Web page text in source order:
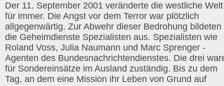
Der 11. September 2001 veränderte die westliche Welt
für immer. Die Angst vor dem Terror war plötzlich
allgegenwärtig. Zur Abwehr dieser Bedrohung bildeten
die Geheimdienste Spezialisten aus. Spezialisten wie
Roland Voss, Julia Naumann und Marc Sprenger -
Agenten des Bundesnachrichtendienstes. Die drei
für Sondereinsätze im Ausland zuständig. Bis zu dem
Tag, an dem eine Mission ihr Leben von Grund auf